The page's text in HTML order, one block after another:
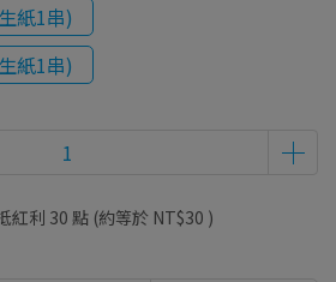
紙1串)
紙1串)
紅利 30 點 (約等於 NT$30 )